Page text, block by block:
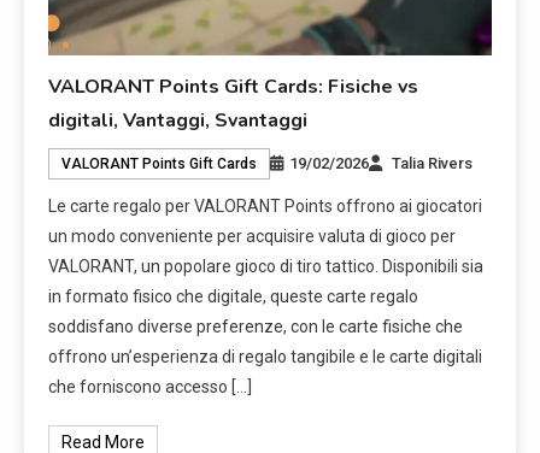
VALORANT Points Gift Cards: Fisiche vs
digitali, Vantaggi, Svantaggi
VALORANT Points Gift Cards 19/02/2026 Talia Rivers
Le carte regalo per VALORANT Points offrono ai giocatori
un modo conveniente per acquisire valuta di gioco per
VALORANT, un popolare gioco di tiro tattico. Disponibili sia
in formato fisico che digitale, queste carte regalo
soddisfano diverse preferenze, con le carte fisiche che
offrono un’esperienza di regalo tangibile e le carte digitali
che forniscono accesso […]
Read More